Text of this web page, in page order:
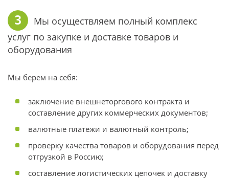
3
Мы осуществляем полный комплекс
услуг по закупке и доставке товаров и
оборудования
Мы берем на себя:
заключение внешнеторгового контракта и
составление других коммерческих документов;
валютные платежи и валютный контроль;
проверку качества товаров и оборудования перед
отгрузкой в Россию;
составление логистических цепочек и доставку